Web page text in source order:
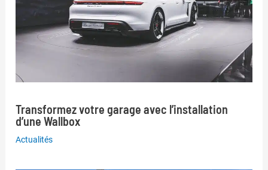
Transformez votre garage avec l’installation
d’une Wallbox
Actualités